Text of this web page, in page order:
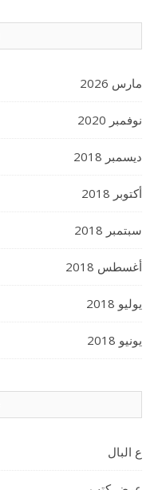
مارس 2026
نوفمبر 2020
ديسمبر 2018
أكتوبر 2018
سبتمبر 2018
أغسطس 2018
يوليو 2018
يونيو 2018
ع البال